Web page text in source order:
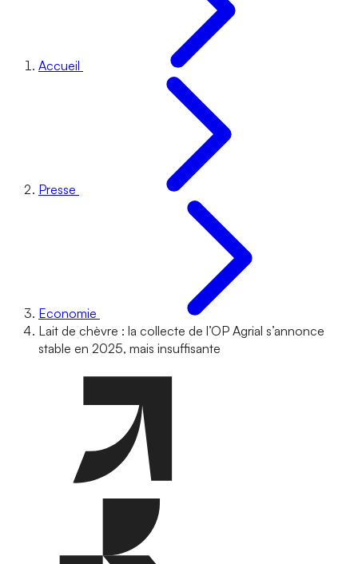
Accueil
Presse
Economie
Lait de chèvre : la collecte de l’OP Agrial s’annonce
stable en 2025, mais insuffisante